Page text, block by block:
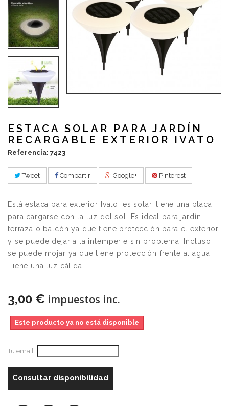
ESTACA SOLAR PARA JARDÍN
RECARGABLE EXTERIOR IVATO
Referencia: 7423
Tweet Compartir Google+ Pinterest
Está estaca para exterior Ivato, es solar, tiene una placa
para cargarse con la luz del sol. Es ideal para jardín
terraza o balcón ya que tiene protección para el exterior
y se puede dejar a la intemperie sin problema. Incluso
se puede mojar ya que tiene protección frente al agua.
Tiene una luz cálida.
3,00 € impuestos inc.
Este producto ya no está disponible
Tu email:
Consultar disponibilidad